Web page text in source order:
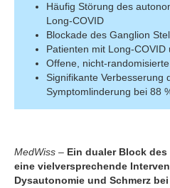
Häufig Störung des
Long-COVID
Blockade des Ganglion
Patienten mit Long-
Offene, nicht-
Signifikante Verbesserung
Symptomlinderung bei 88
MedWiss – Ein dualer Block
eine vielversprechende
Dysautonomie und Schmerz